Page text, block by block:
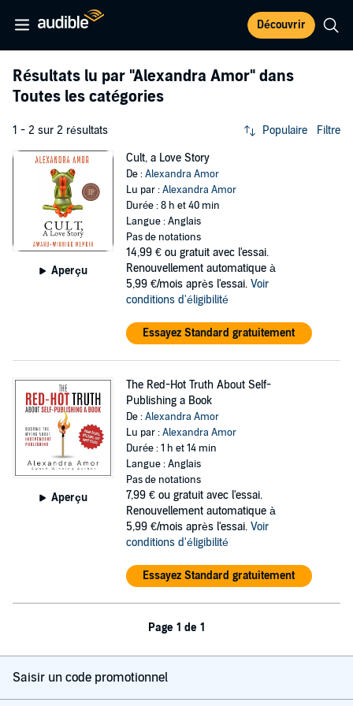
Découvrir
Résultats lu par "Alexandra Amor" dans
Toutes les catégories
1 - 2 sur 2 résultats Populaire Filtre
Aperçu
Cult, a Love Story
De :Alexandra Amor
Lu par :Alexandra Amor
Durée : 8 h et 40 min
Langue : Anglais
Pas de notations
14,99 € ou gratuit avec l'essai.
Renouvellement automatique à
5,99 €/mois après l'essai. Voir
conditions d'éligibilité
Essayez Standard gratuitement
Aperçu
The Red-Hot Truth About Self-
Publishing a Book
De :Alexandra Amor
Lu par :Alexandra Amor
Durée : 1 h et 14 min
Langue : Anglais
Pas de notations
7,99 € ou gratuit avec l'essai.
Renouvellement automatique à
5,99 €/mois après l'essai. Voir
conditions d'éligibilité
Essayez Standard gratuitement
Page 1 de 1
Saisir un code promotionnel